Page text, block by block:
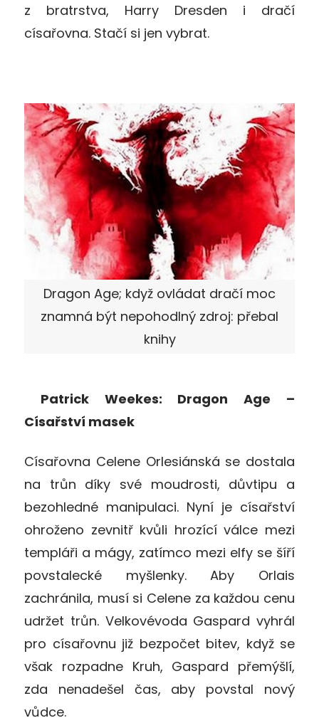
z bratrstva, Harry Dresden i dračí
císařovna. Stačí si jen vybrat.
Dragon Age; když ovládat dračí moc
znamná být nepohodlný zdroj: přebal
knihy
Patrick Weekes: Dragon Age –
Císařství masek
Císařovna Celene Orlesiánská se dostala
na trůn díky své moudrosti, důvtipu a
bezohledné manipulaci. Nyní je císařství
ohroženo zevnitř kvůli hrozící válce mezi
templáři a mágy, zatímco mezi elfy se šíří
povstalecké myšlenky. Aby Orlais
zachránila, musí si Celene za každou cenu
udržet trůn. Velkovévoda Gaspard vyhrál
pro císařovnu již bezpočet bitev, když se
však rozpadne Kruh, Gaspard přemýšlí,
zda nenadešel čas, aby povstal nový
vůdce.